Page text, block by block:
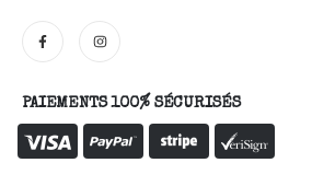
PAIEMENTS 100% SÉCURISÉS